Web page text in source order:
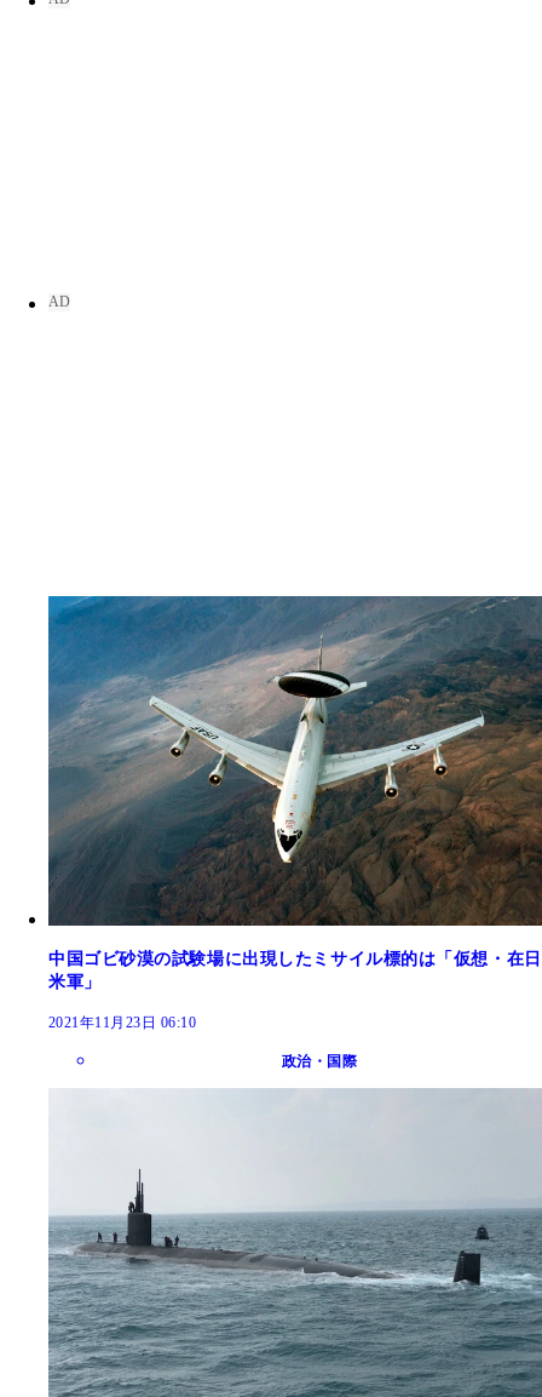
中国ゴビ砂漠の試験場に出現したミサイル標的は「仮想・在日
米軍」
2021年11月23日 06:10
政治・国際